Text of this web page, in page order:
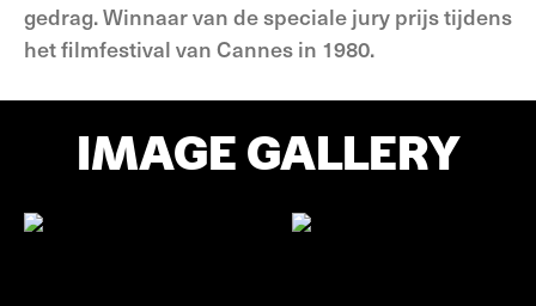
gedrag. Winnaar van de speciale jury prijs tijdens
het filmfestival van Cannes in 1980.
IMAGE GALLERY